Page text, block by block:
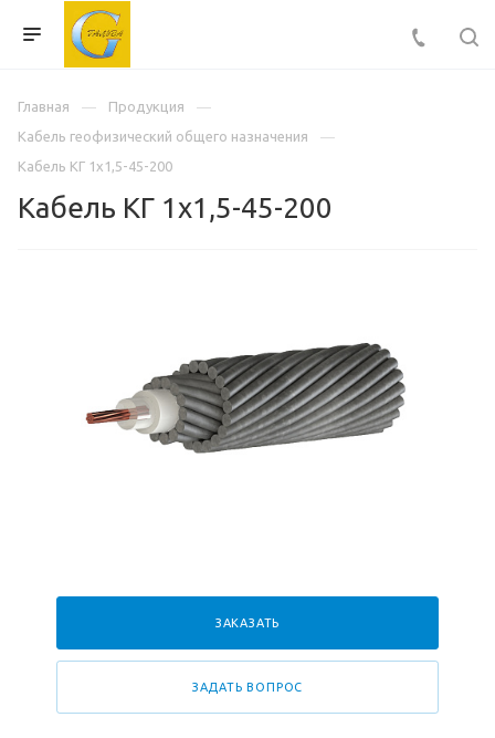
Главная
Продукция
Кабель геофизический общего назначения
Кабель КГ 1х1,5-45-200
Кабель КГ 1х1,5-45-200
ЗАКАЗАТЬ
ЗАДАТЬ ВОПРОС